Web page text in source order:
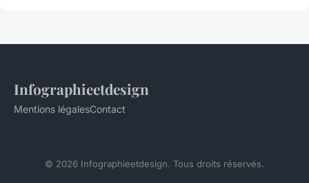
Infographieetdesign
Mentions légalesContact
© 2026 Infographieetdesign. Tous droits réservés.